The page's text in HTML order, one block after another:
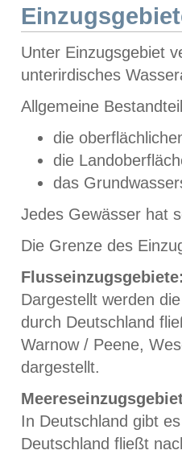
Unter Einzugsgebiet
unterirdisches
Allgemeine
die
die
das
Jedes Gewässer hat
Die Grenze des
Dargestellt werden
durch Deutschland
Warnow / Peene,
dargestellt.
In Deutschland gibt
Deutschland fließt